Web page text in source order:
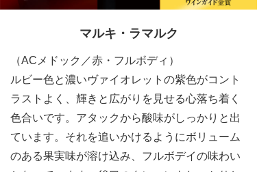
マルキ・ラマルク
（ACメドック／赤・フルボディ）
ルビー色と濃いヴァイオレットの紫色がコント
ラストよく、輝きと広がりを見せる心落ち着く
色合いです。アタックから酸味がしっかりと出
ています。それを追いかけるようにボリューム
のある果実味が溶け込み、フルボデイの味わい